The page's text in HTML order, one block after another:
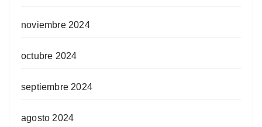
noviembre 2024
octubre 2024
septiembre 2024
agosto 2024